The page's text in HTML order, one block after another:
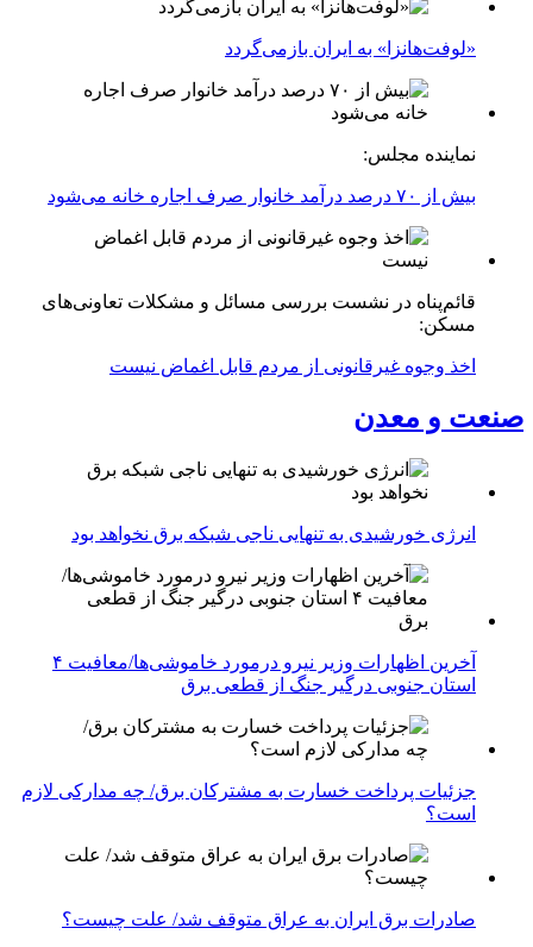
«لوفت‌هانزا» به ایران بازمی‌گردد
نماینده مجلس:
بیش از ۷۰ درصد درآمد خانوار صرف اجاره خانه می‌شود
قائم‌پناه در نشست بررسی مسائل و مشکلات تعاونی‌های
مسکن:
اخذ وجوه غیرقانونی از مردم قابل اغماض نیست
صنعت و معدن
انرژی خورشیدی به تنهایی ناجی شبکه برق نخواهد بود
آخرین اظهارات وزیر نیرو درمورد خاموشی‌ها/معافیت ۴
استان جنوبی درگیر جنگ از قطعی برق
جزئیات پرداخت خسارت به مشترکان برق/ چه مدارکی لازم
است؟
صادرات برق ایران به عراق متوقف شد/ علت چیست؟